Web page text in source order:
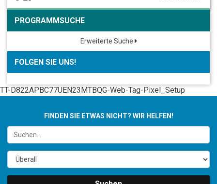
PROGRAMMSUCHE
Erweiterte Suche
FOLGEN SIE UNS!
TT-D822APBC77UEN23MTBQG-Web-Tag-Pixel_Setup
FINDEN SIE ETWAS NICHT? WIR HELFEN!